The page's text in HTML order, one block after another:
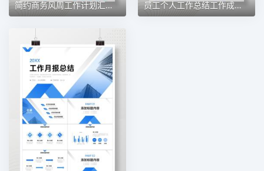
简约商务风周工作计划汇报总结PPT模板 员工个人工作总结工作成果展示述职报告公司岗位竞聘申请PPT模板